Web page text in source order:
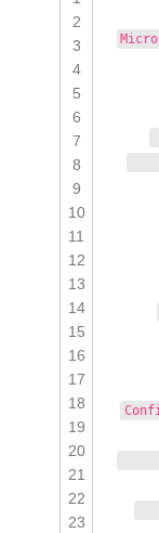
2
3
4
5
6
7
8
9
10
11
12
13
14
15
16
17
18
19
20
21
22
23